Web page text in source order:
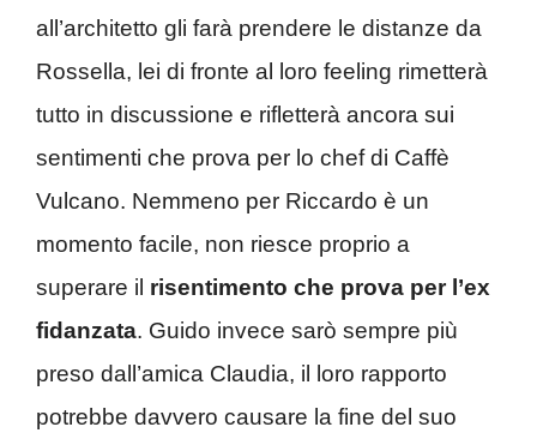
all’architetto gli farà prendere le distanze da
Rossella, lei di fronte al loro feeling rimetterà
tutto in discussione e rifletterà ancora sui
sentimenti che prova per lo chef di Caffè
Vulcano. Nemmeno per Riccardo è un
momento facile, non riesce proprio a
superare il risentimento che prova per l’ex
fidanzata. Guido invece sarò sempre più
preso dall’amica Claudia, il loro rapporto
potrebbe davvero causare la fine del suo